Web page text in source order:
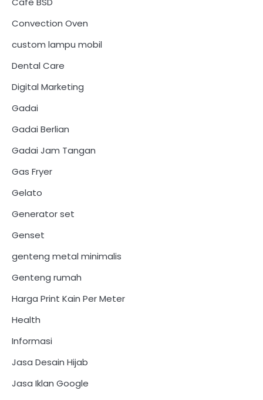
Convection Oven
custom lampu mobil
Dental Care
Digital Marketing
Gadai
Gadai Berlian
Gadai Jam Tangan
Gas Fryer
Gelato
Generator set
Genset
genteng metal minimalis
Genteng rumah
Harga Print Kain Per Meter
Health
Informasi
Jasa Desain Hijab
Jasa Iklan Google